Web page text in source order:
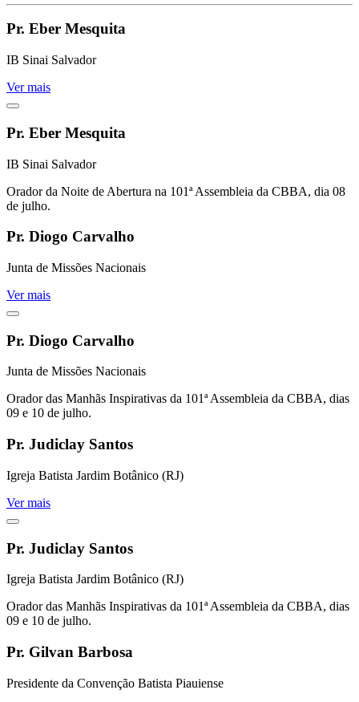
Pr. Eber Mesquita
IB Sinai Salvador
Ver mais
Pr. Eber Mesquita
IB Sinai Salvador
Orador da Noite de Abertura na 101ª Assembleia da CBBA, dia 08
de julho.
Pr. Diogo Carvalho
Junta de Missões Nacionais
Ver mais
Pr. Diogo Carvalho
Junta de Missões Nacionais
Orador das Manhãs Inspirativas da 101ª Assembleia da CBBA, dias
09 e 10 de julho.
Pr. Judiclay Santos
Igreja Batista Jardim Botânico (RJ)
Ver mais
Pr. Judiclay Santos
Igreja Batista Jardim Botânico (RJ)
Orador das Manhãs Inspirativas da 101ª Assembleia da CBBA, dias
09 e 10 de julho.
Pr. Gilvan Barbosa
Presidente da Convenção Batista Piauiense